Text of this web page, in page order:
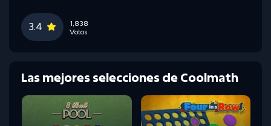
3.4
1,838
Votos
Las mejores selecciones de Coolmath